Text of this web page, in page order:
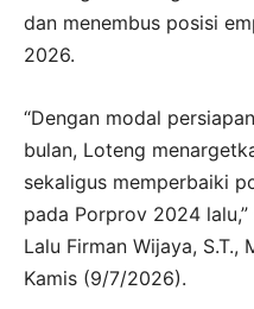
dan menembus posisi
2026.
“Dengan modal
bulan, Loteng
sekaligus memperbaiki
pada Porprov 2024
Lalu Firman Wijaya, S.T.,
Kamis (9/7/2026).